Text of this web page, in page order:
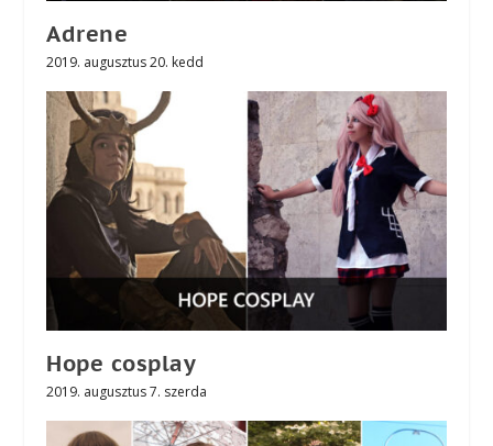
Adrene
2019. augusztus 20. kedd
Hope cosplay
2019. augusztus 7. szerda